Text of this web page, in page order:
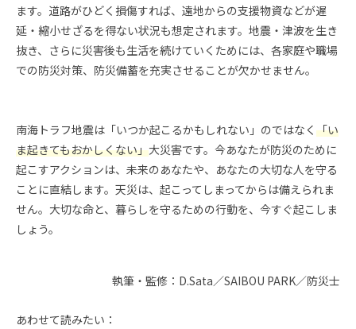
ます。道路がひどく損傷すれば、遠地からの支援物資などが遅
延・縮小せざるを得ない状況も想定されます。地震・津波を生き
抜き、さらに災害後も生活を続けていくためには、各家庭や職場
での防災対策、防災備蓄を充実させることが欠かせません。
南海トラフ地震は「いつか起こるかもしれない」のではなく 「い
ま起きてもおかしくない」大災害です。今あなたが防災のために
起こすアクションは、未来のあなたや、あなたの大切な人を守る
ことに直結します。天災は、起こってしまってからは備えられま
せん。大切な命と、暮らしを守るための行動を、今すぐ起こしま
しょう。
執筆・監修：D.Sata／SAIBOU PARK／防災士
あわせて読みたい：